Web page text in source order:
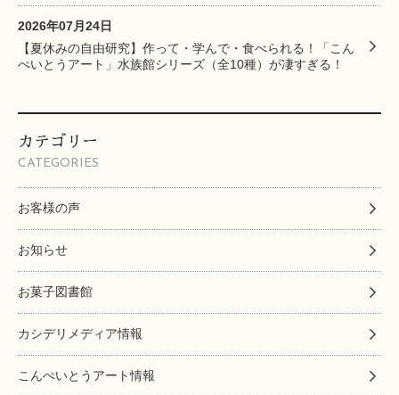
2026年07月24日
【夏休みの自由研究】作って・学んで・食べられる！「こん
ぺいとうアート」水族館シリーズ（全10種）が凄すぎる！
カテゴリー
CATEGORIES
お客様の声
お知らせ
お菓子図書館
カシデリメディア情報
こんぺいとうアート情報